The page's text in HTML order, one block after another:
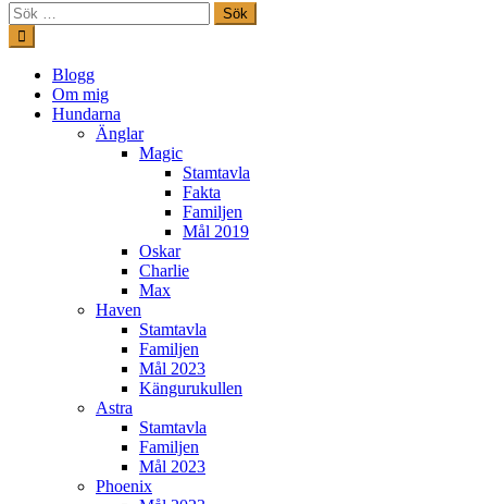
Sök
efter:
Hoppa
till
innehåll
Freestylehundar.se
Blogg
Om mig
Hundarna
Änglar
Magic
Stamtavla
Fakta
Familjen
Mål 2019
Oskar
Charlie
Max
Haven
Stamtavla
Familjen
Mål 2023
Kängurukullen
Astra
Stamtavla
Familjen
Mål 2023
Phoenix